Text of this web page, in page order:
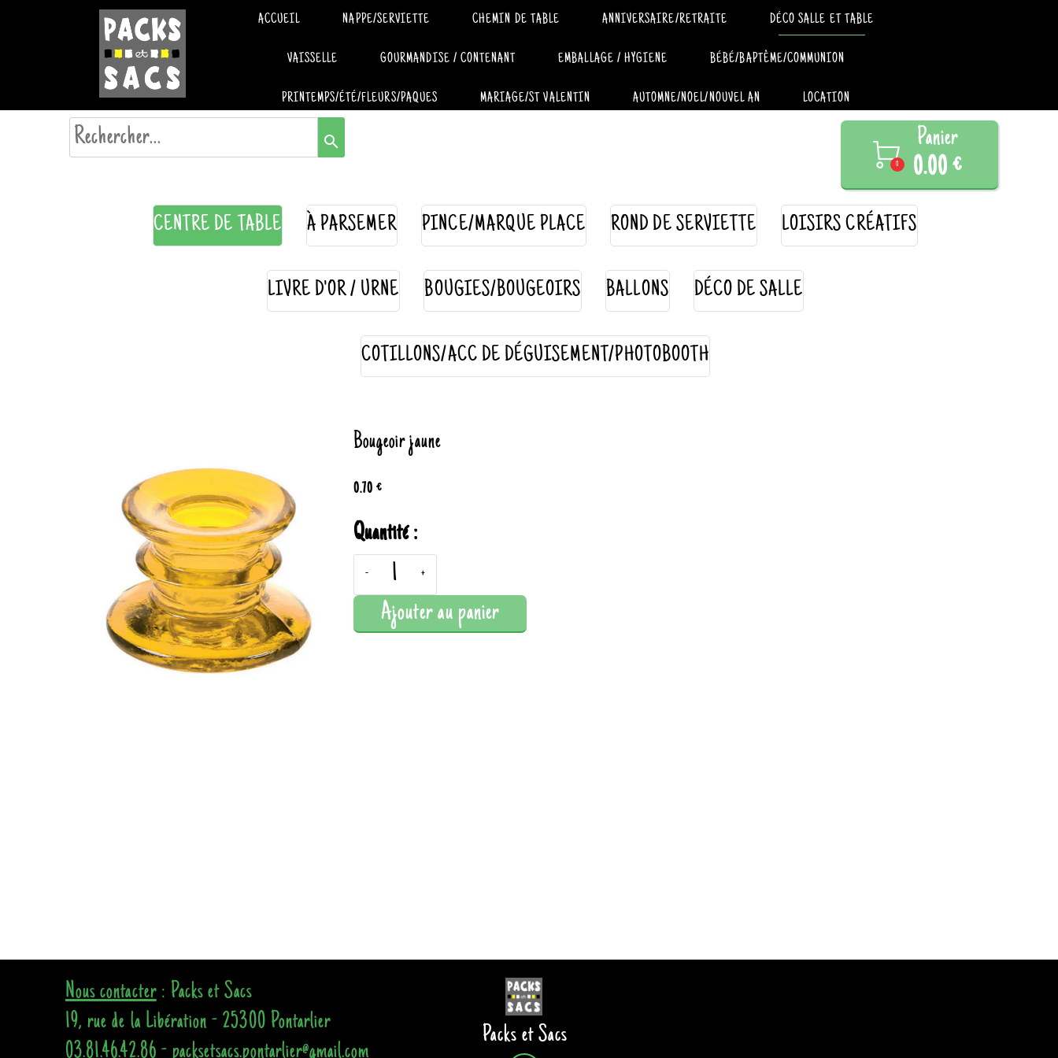
ACCUEIL NAPPE/SERVIETTE CHEMIN DE TABLE ANNIVERSAIRE/RETRAITE DÉCO SALLE ET TABLE
VAISSELLE GOURMANDISE / CONTENANT EMBALLAGE / HYGIENE BÉBÉ/BAPTÊME/COMMUNION
PRINTEMPS/ÉTÉ/FLEURS/PAQUES MARIAGE/ST VALENTIN AUTOMNE/NOEL/NOUVEL AN LOCATION
Packs et Sacs
Nous contacter: Packs et Sacs
19, rue de la Libération - 25300 Pontarlier
03.81.46.42.86 - packsetsacs.pontarlier@gmail.com
search 
0
Panier
0.00 €
CENTRE DE TABLE À PARSEMER PINCE/MARQUE PLACE ROND DE SERVIETTE LOISIRS CRÉATIFS
LIVRE D'OR / URNE BOUGIES/BOUGEOIRS BALLONS DÉCO DE SALLE
COTILLONS/ACC DE DÉGUISEMENT/PHOTOBOOTH
Bougeoir jaune
0.70 €
Quantité :
- +
Ajouter au panier